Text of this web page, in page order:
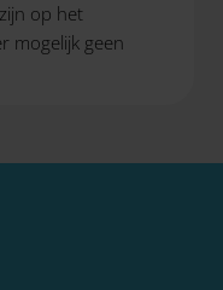
op het
mogelijk geen